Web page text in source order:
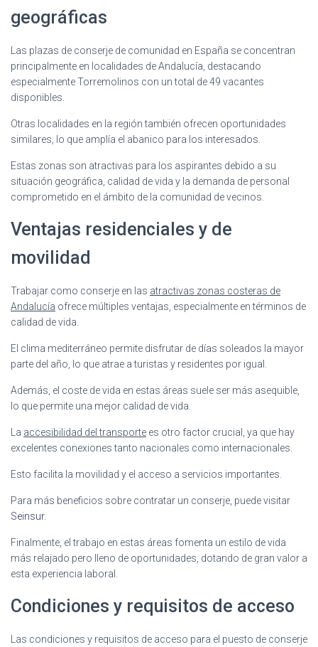
geográficas
Las plazas de conserje de comunidad en España se concentran
principalmente en localidades de Andalucía, destacando
especialmente Torremolinos con un total de 49 vacantes
disponibles.
Otras localidades en la región también ofrecen oportunidades
similares, lo que amplía el abanico para los interesados.
Estas zonas son atractivas para los aspirantes debido a su
situación geográfica, calidad de vida y la demanda de personal
comprometido en el ámbito de la comunidad de vecinos.
Ventajas residenciales y de
movilidad
Trabajar como conserje en las atractivas zonas costeras de
Andalucía ofrece múltiples ventajas, especialmente en términos de
calidad de vida.
El clima mediterráneo permite disfrutar de días soleados la mayor
parte del año, lo que atrae a turistas y residentes por igual.
Además, el coste de vida en estas áreas suele ser más asequible,
lo que permite una mejor calidad de vida.
La accesibilidad del transporte es otro factor crucial, ya que hay
excelentes conexiones tanto nacionales como internacionales.
Esto facilita la movilidad y el acceso a servicios importantes.
Para más beneficios sobre contratar un conserje, puede visitar
Seinsur.
Finalmente, el trabajo en estas áreas fomenta un estilo de vida
más relajado pero lleno de oportunidades, dotando de gran valor a
esta experiencia laboral.
Condiciones y requisitos de acceso
Las condiciones y requisitos de acceso para el puesto de conserje